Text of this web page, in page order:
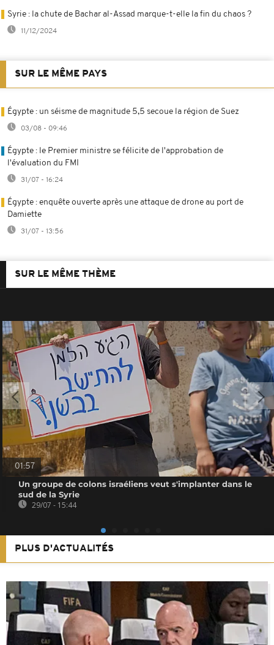
Syrie : la chute de Bachar al-Assad marque-t-elle la fin du chaos ?
11/12/2024
SUR LE MÊME PAYS
Égypte : un séisme de magnitude 5,5 secoue la région de Suez
03/08 - 09:46
Égypte : le Premier ministre se félicite de l'approbation de
l'évaluation du FMI
31/07 - 16:24
Égypte : enquête ouverte après une attaque de drone au port de
Damiette
31/07 - 13:56
SUR LE MÊME THÈME
01:57
Un groupe de colons israéliens veut s'implanter dans le
sud de la Syrie
29/07 - 15:44
PLUS D'ACTUALITÉS